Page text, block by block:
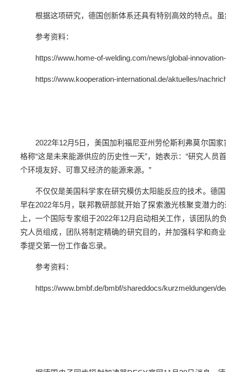
根据这项研究，德国创新体系还具有特别高效的特点。
参考资料：
https://www.home-of-welding.com/news/global-
https://www.kooperation-international.de/aktuelles/
2022年12月5日，美国加利福尼亚州劳伦斯利弗莫尔国
格称“这是未来能源供应的历史性一天”，她表示：“研究人
个环境友好、可靠又经济的能源来源。”
不仅仅是美国科学家在研究模仿太阳能反应的技术。德
早在2022年5月，联邦教研部就开始了探索激光核聚变潜力
上，一个国际专家组于2022年12月启动相关工作，该团队
究人员组成，团队将制定精确的研究目的，并加强科学和商
季提交第一份工作备忘录。
参考资料：
https://www.bmbf.de/bmbf/shareddocs/kurzmeldungen/